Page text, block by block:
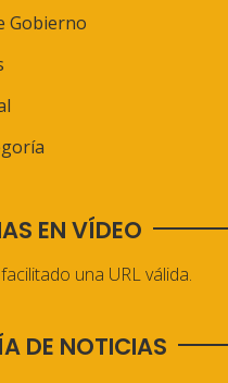
Gobierno
EN VÍDEO
una URL válida.
DE NOTICIAS